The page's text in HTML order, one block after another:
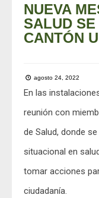
NUEVA
SALUD
CANTÓN
agosto 24, 2022
En las
reunión con
de Salud, donde
situacional en
tomar acciones
ciudadanía.